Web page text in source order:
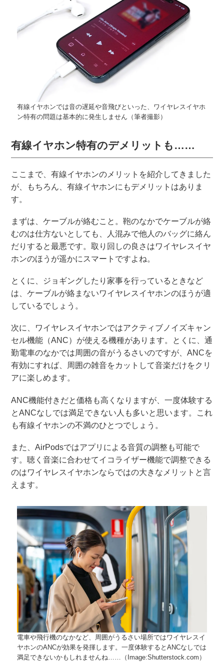
有線イヤホンでは音の遅延や音飛びといった、ワイヤレスイヤホ
ン特有の問題は基本的に発生しません（筆者撮影）
有線イヤホン特有のデメリットも……
ここまで、有線イヤホンのメリットを紹介してきました
が、もちろん、有線イヤホンにもデメリットはありま
す。
まずは、ケーブルが絡むこと。鞄のなかでケーブルが絡
むのは仕方ないとしても、人混みで他人のバッグに絡ん
だりすると最悪です。取り回しの良さはワイヤレスイヤ
ホンのほうが遥かにスマートですよね。
とくに、ジョギングしたり家事を行っているときなど
は、ケーブルが絡まないワイヤレスイヤホンのほうが適
しているでしょう。
次に、ワイヤレスイヤホンではアクティブノイズキャン
セル機能（ANC）が使える機種があります。とくに、通
勤電車のなかでは周囲の音がうるさいのですが、ANCを
有効にすれば、周囲の雑音をカットして音楽だけをクリ
アに楽しめます。
ANC機能付きだと価格も高くなりますが、一度体験する
とANCなしでは満足できない人も多いと思います。これ
も有線イヤホンの不満のひとつでしょう。
また、AirPodsではアプリによる音質の調整も可能で
す。聴く音楽に合わせてイコライザー機能で調整できる
のはワイヤレスイヤホンならではの大きなメリットと言
えます。
電車や飛行機のなかなど、周囲がうるさい場所ではワイヤレスイ
ヤホンのANCが効果を発揮します。一度体験するとANCなしでは
満足できないかもしれませんね……（Image:Shutterstock.com）